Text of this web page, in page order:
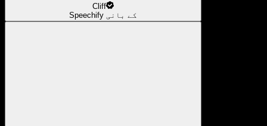
Cliff
Speechify کے بانی